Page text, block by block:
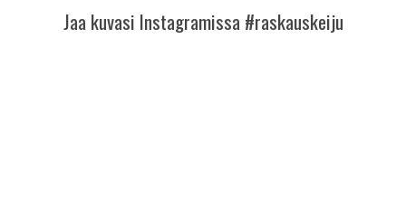
Jaa kuvasi Instagramissa #raskauskeiju